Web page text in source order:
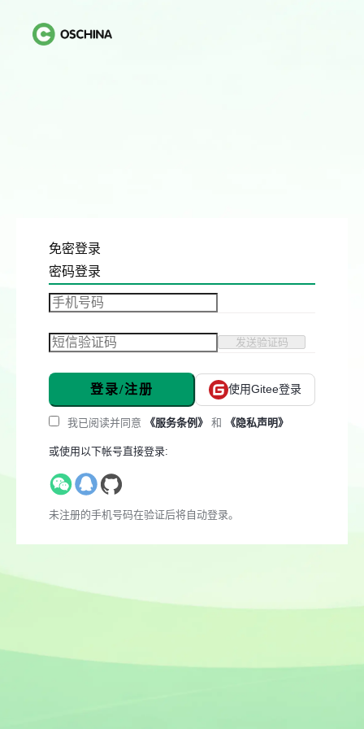
免密登录
密码登录
发送验证码
登录/注册 使用Gitee登录
我已阅读并同意 《服务条例》 和 《隐私声明》
或使用以下帐号直接登录:
未注册的手机号码在验证后将自动登录。